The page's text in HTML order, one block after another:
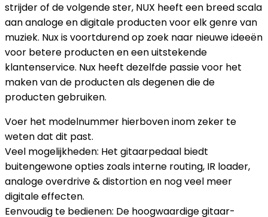
strijder of de volgende ster, NUX heeft een breed scala
aan analoge en digitale producten voor elk genre van
muziek. Nux is voortdurend op zoek naar nieuwe ideeën
voor betere producten en een uitstekende
klantenservice. Nux heeft dezelfde passie voor het
maken van de producten als degenen die de
producten gebruiken.
Voer het modelnummer hierboven inom zeker te
weten dat dit past.
Veel mogelijkheden: Het gitaarpedaal biedt
buitengewone opties zoals interne routing, IR loader,
analoge overdrive & distortion en nog veel meer
digitale effecten.
Eenvoudig te bedienen: De hoogwaardige gitaar-